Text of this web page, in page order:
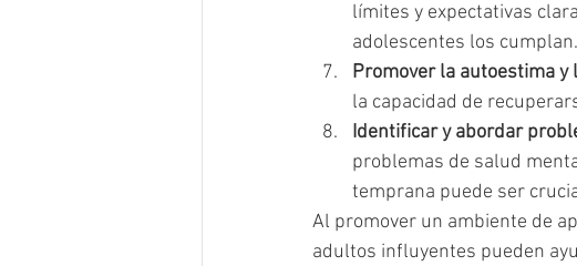
límites y expectativas
adolescentes los cumplan.
Promover la autoestima y
la capacidad de
Identificar y abordar
problemas de salud
temprana puede ser
Al promover un ambiente de
adultos influyentes pueden